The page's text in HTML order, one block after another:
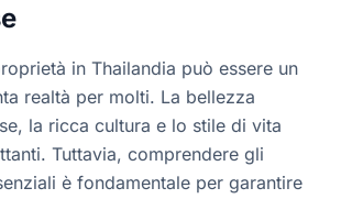
in Thailandia può essere un
realtà per molti. La bellezza
la ricca cultura e lo stile di vita
Tuttavia, comprendere gli
è fondamentale per garantire